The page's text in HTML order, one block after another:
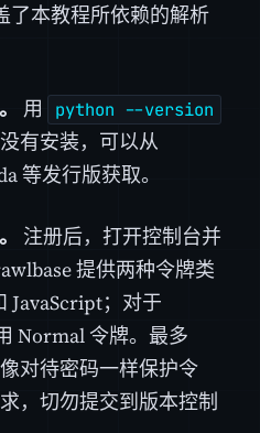
了本教程所依赖的解析
用 python --version
有安装，可以从
等发行版获取。
注册后，打开控制台并
提供两种令牌类
JavaScript；对于
Normal 令牌。最多
对待密码一样保护令
，切勿提交到版本控制